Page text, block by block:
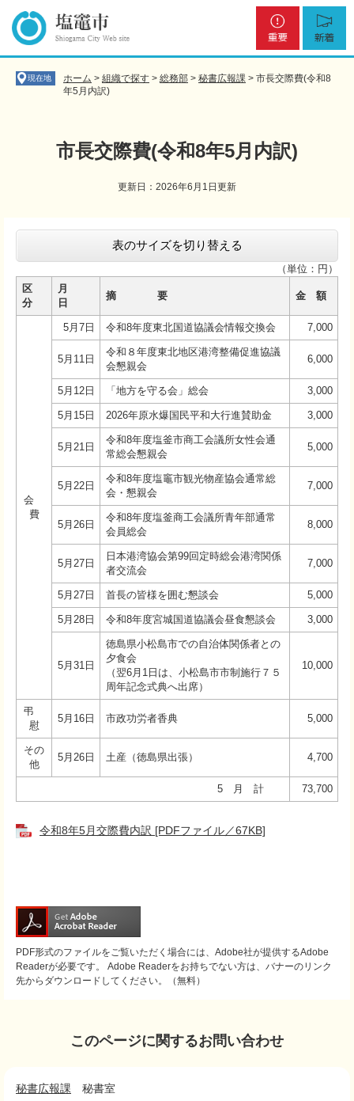
の
ー
現在地 ホーム > 組織で探す > 総務部 > 秘書広報課 > 市長交際費(令和8
年5月内訳)
市長交際費(令和8年5月内訳)
更新日：2026年6月1日更新
表のサイズを切り替える
（単位：円）
区
分
月
日
摘 要 金 額
会
費
5月7日 令和8年度東北国道協議会情報交換会 7,000
5月11日
令和８年度東北地区港湾整備促進協議
会懇親会
6,000
5月12日 「地方を守る会」総会 3,000
5月15日 2026年原水爆国民平和大行進賛助金 3,000
5月21日
令和8年度塩釜市商工会議所女性会通
常総会懇親会
5,000
5月22日
令和8年度塩竈市観光物産協会通常総
会・懇親会
7,000
5月26日
令和8年度塩釜商工会議所青年部通常
会員総会
8,000
5月27日
日本港湾協会第99回定時総会港湾関係
者交流会
7,000
5月27日 首長の皆様を囲む懇談会 5,000
5月28日 令和8年度宮城国道協議会昼食懇談会 3,000
5月31日
徳島県小松島市での自治体関係者との
夕食会
（翌6月1日は、小松島市市制施行７５
周年記念式典へ出席）
10,000
弔
慰
5月16日 市政功労者香典 5,000
その
他
5月26日 土産（徳島県出張） 4,700
5 月 計 73,700
令和8年5月交際費内訳 [PDFファイル／67KB]
PDF形式のファイルをご覧いただく場合には、Adobe社が提供するAdobe
Readerが必要です。
Adobe Readerをお持ちでない方は、バナーのリンク
先からダウンロードしてください。（無料）
このページに関するお問い合わせ
秘書広報課
秘書室